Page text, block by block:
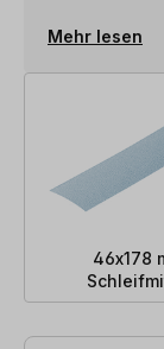
Mehr lesen
46x178